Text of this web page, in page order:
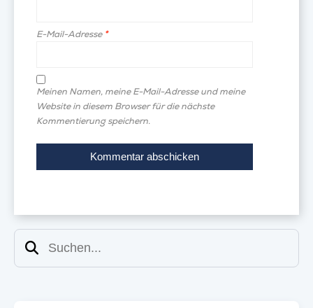
E-Mail-Adresse *
Meinen Namen, meine E-Mail-Adresse und meine
Website in diesem Browser für die nächste
Kommentierung speichern.
Suchen